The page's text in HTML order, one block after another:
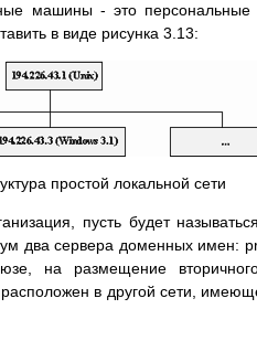
машины - это персональные
в виде рисунка 3.13:
простой локальной сети
пусть будет
два сервера доменных имен:
на размещение
в другой сети,